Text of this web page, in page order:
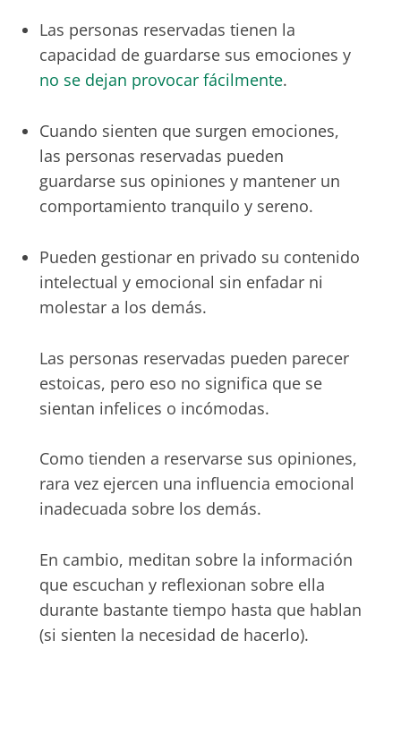
Las personas reservadas tienen la
capacidad de guardarse sus emociones y
no se dejan provocar fácilmente.
Cuando sienten que surgen emociones,
las personas reservadas pueden
guardarse sus opiniones y mantener un
comportamiento tranquilo y sereno.
Pueden gestionar en privado su contenido
intelectual y emocional sin enfadar ni
molestar a los demás.
Las personas reservadas pueden parecer
estoicas, pero eso no significa que se
sientan infelices o incómodas.
Como tienden a reservarse sus opiniones,
rara vez ejercen una influencia emocional
inadecuada sobre los demás.
En cambio, meditan sobre la información
que escuchan y reflexionan sobre ella
durante bastante tiempo hasta que hablan
(si sienten la necesidad de hacerlo).